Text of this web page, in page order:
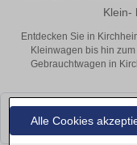
Alle Cookies
Klein-
Entdecken Sie in
Kleinwagen bis hin
Gebrauchtwagen in
Leider konnten wir derzeit
bald wieder vorbei!